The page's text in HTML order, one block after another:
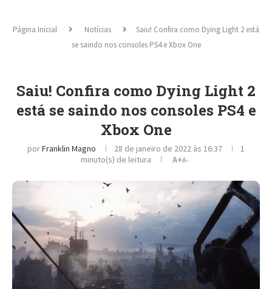
Página Inicial Notícias
Saiu! Confira como Dying Light 2 está
se saindo nos consoles PS4 e Xbox One
Saiu! Confira como Dying Light 2
está se saindo nos consoles PS4 e
Xbox One
porFranklin Magno 28 de janeiro de 2022 às 16:37
1
minuto(s) de leitura
A+A-